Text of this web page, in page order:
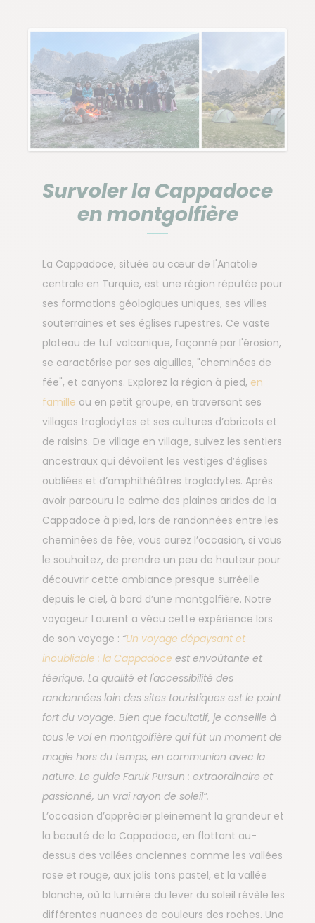
Survoler la Cappadoce
en montgolfière
La Cappadoce, située au cœur de l'Anatolie
centrale en Turquie, est une région réputée pour
ses formations géologiques uniques, ses villes
souterraines et ses églises rupestres. Ce vaste
plateau de tuf volcanique, façonné par l'érosion,
se caractérise par ses aiguilles, "cheminées de
fée", et canyons. Explorez la région à pied, en
famille ou en petit groupe, en traversant ses
villages troglodytes et ses cultures d’abricots et
de raisins. De village en village, suivez les sentiers
ancestraux qui dévoilent les vestiges d’églises
oubliées et d’amphithéâtres troglodytes. Après
avoir parcouru le calme des plaines arides de la
Cappadoce à pied, lors de randonnées entre les
cheminées de fée, vous aurez l’occasion, si vous
le souhaitez, de prendre un peu de hauteur pour
découvrir cette ambiance presque surréelle
depuis le ciel, à bord d’une montgolfière. Notre
voyageur Laurent a vécu cette expérience lors
de son voyage : “Un voyage dépaysant et
inoubliable : la Cappadoce est envoûtante et
féerique. La qualité et l'accessibilité des
randonnées loin des sites touristiques est le point
fort du voyage. Bien que facultatif, je conseille à
tous le vol en montgolfière qui fût un moment de
magie hors du temps, en communion avec la
nature. Le guide Faruk Pursun : extraordinaire et
passionné, un vrai rayon de soleil”.
L’occasion d’apprécier pleinement la grandeur et
la beauté de la Cappadoce, en flottant au-
dessus des vallées anciennes comme les vallées
rose et rouge, aux jolis tons pastel, et la vallée
blanche, où la lumière du lever du soleil révèle les
différentes nuances de couleurs des roches. Une